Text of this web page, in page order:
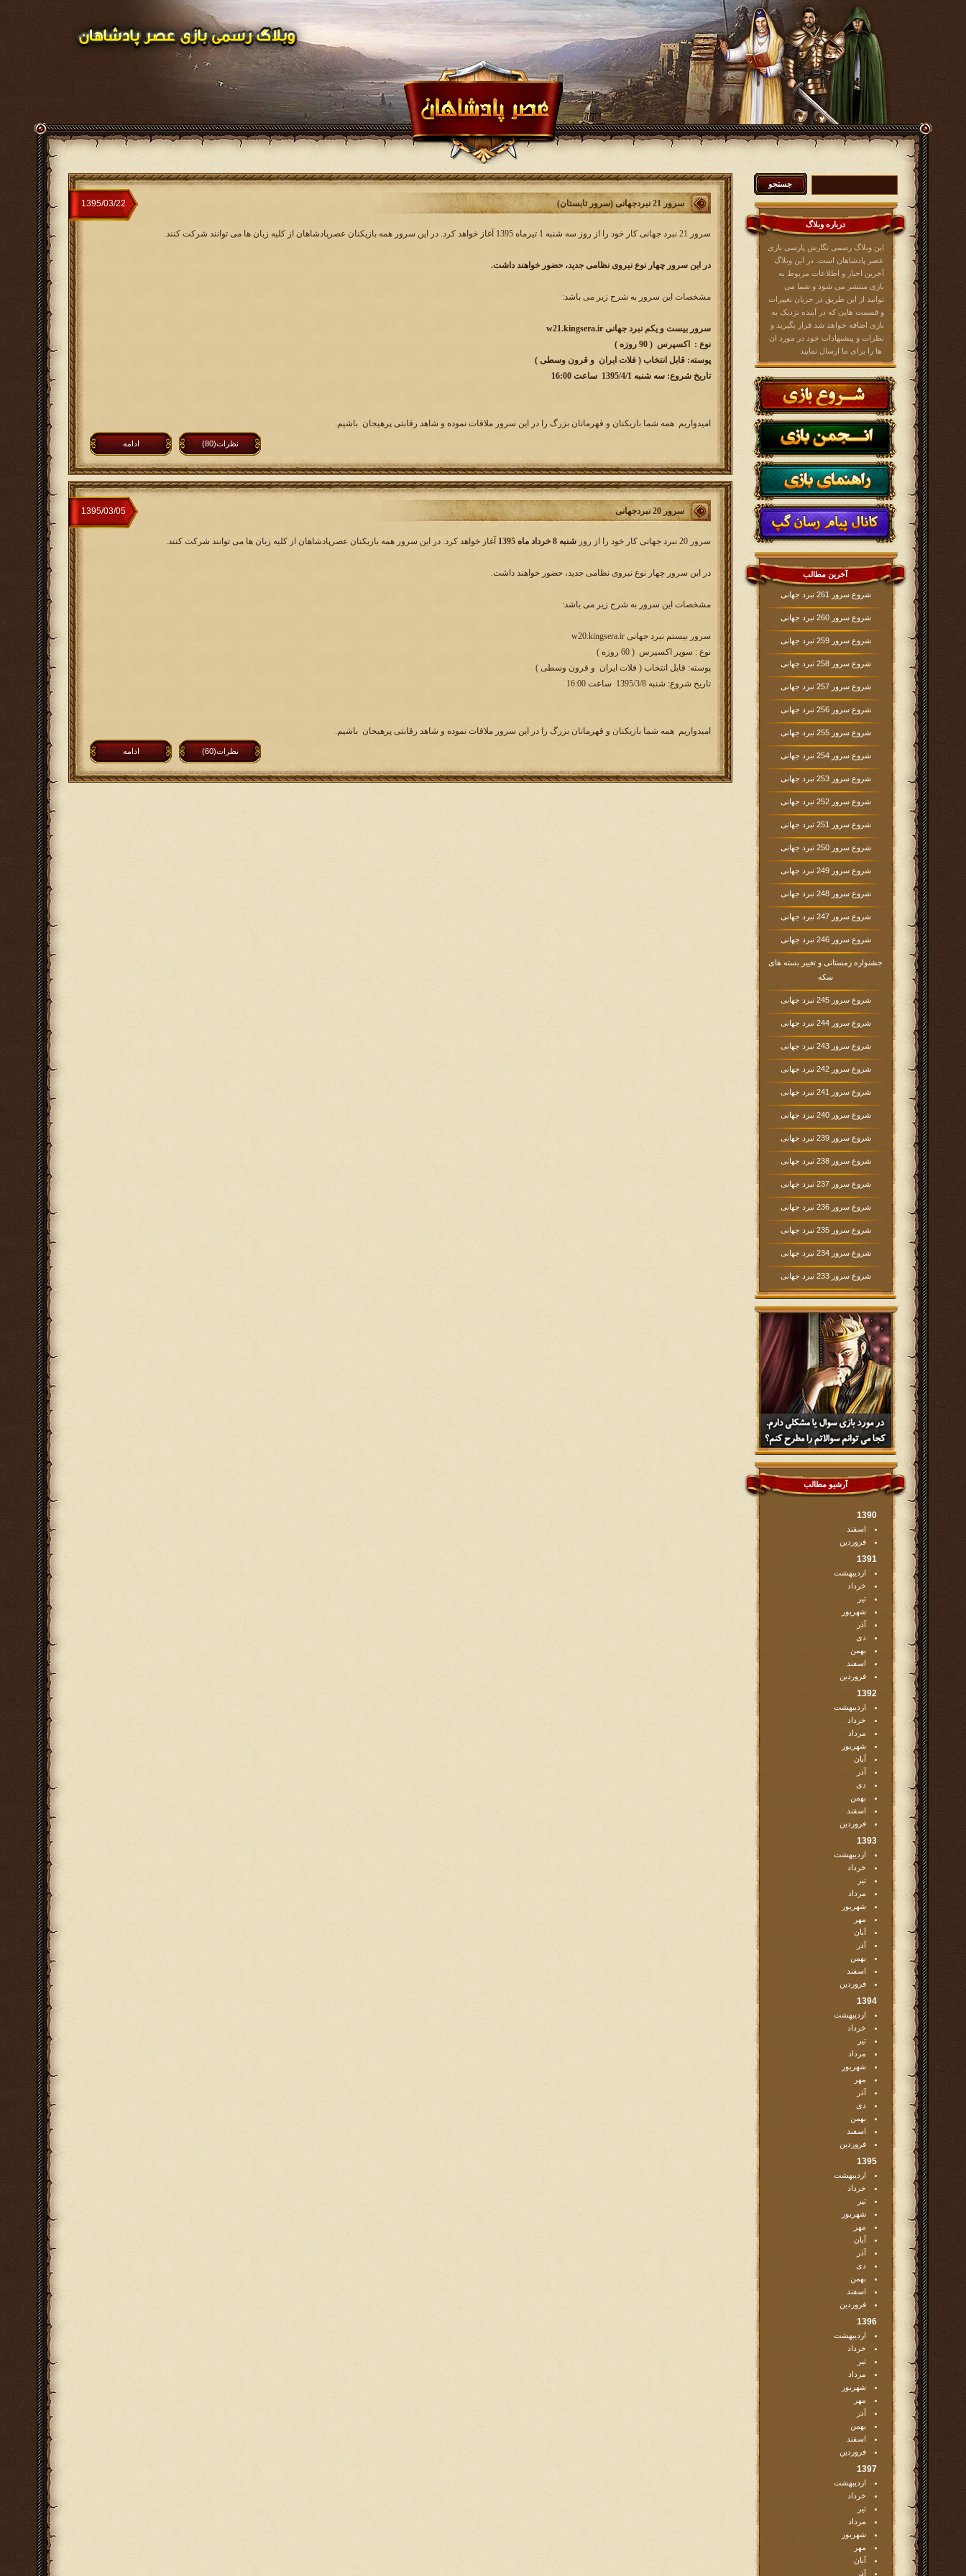
درباره وبلاگ
این وبلاگ رسمی نگارش پارسی بازی
عصر پادشاهان است. در این وبلاگ
آخرین اخبار و اطلاعات مربوط به
بازی منتشر می شود و شما می
توانید از این طریق در جریان تغییرات
و قسمت هایی که در آینده نزدیک به
بازی اضافه خواهد شد قرار بگیرید و
نظرات و پیشنهادات خود در مورد ان
آخرین مطالب
شروع سرور 261 نبرد جهانی
شروع سرور 260 نبرد جهانی
شروع سرور 259 نبرد جهانی
شروع سرور 258 نبرد جهانی
شروع سرور 257 نبرد جهانی
شروع سرور 256 نبرد جهانی
شروع سرور 255 نبرد جهانی
شروع سرور 254 نبرد جهانی
شروع سرور 253 نبرد جهانی
شروع سرور 252 نبرد جهانی
شروع سرور 251 نبرد جهانی
شروع سرور 250 نبرد جهانی
شروع سرور 249 نبرد جهانی
شروع سرور 248 نبرد جهانی
شروع سرور 247 نبرد جهانی
شروع سرور 246 نبرد جهانی
جشنواره زمستانی و تغییر بسته های
سکه
شروع سرور 245 نبرد جهانی
شروع سرور 244 نبرد جهانی
شروع سرور 243 نبرد جهانی
شروع سرور 242 نبرد جهانی
شروع سرور 241 نبرد جهانی
شروع سرور 240 نبرد جهانی
شروع سرور 239 نبرد جهانی
شروع سرور 238 نبرد جهانی
شروع سرور 237 نبرد جهانی
شروع سرور 236 نبرد جهانی
شروع سرور 235 نبرد جهانی
شروع سرور 234 نبرد جهانی
شروع سرور 233 نبرد جهانی
آرشیو مطالب
1390
اسفند
فروردین
1391
اردیبهشت
خرداد
تیر
شهریور
آذر
دی
بهمن
اسفند
فروردین
1392
اردیبهشت
خرداد
مرداد
شهریور
آبان
آذر
دی
بهمن
اسفند
فروردین
1393
اردیبهشت
خرداد
تیر
مرداد
شهریور
مهر
آبان
آذر
بهمن
اسفند
فروردین
1394
اردیبهشت
خرداد
تیر
مرداد
شهریور
مهر
آذر
دی
بهمن
اسفند
فروردین
1395
اردیبهشت
خرداد
تیر
شهریور
مهر
آبان
آذر
دی
بهمن
اسفند
فروردین
1396
اردیبهشت
خرداد
تیر
مرداد
شهریور
مهر
آذر
بهمن
اسفند
فروردین
1397
اردیبهشت
خرداد
تیر
مرداد
شهریور
مهر
آبان
آذر
سرور 21 نبردجهانی (سرور تابستان)
سرور 21 نبرد جهانی کار خود را از روز سه شنبه 1 تیرماه 1395 آغاز خواهد کرد. در این سرور همه بازیکنان عصرپادشاهان از کلیه زبان ها می توانند شرکت کنند.
در این سرور چهار نوع نیروی نظامی جدید، حضور خواهند داشت.
مشخصات این سرور به شرح زیر می باشد:
سرور بیست و یکم نبرد جهانی w21.kingsera.ir
نوع : اکسپرس ( 90 روزه )
پوسته: قابل انتخاب ( فلات ایران و قرون وسطی )
تاریخ شروع: سه شنبه 1395/4/1 ساعت 16:00
امیدواریم همه شما بازیکنان و قهرمانان بزرگ را در این سرور ملاقات نموده و شاهد رقابتی پرهیجان باشیم.
ادامه نظرات(80)
سرور 20 نبردجهانی ‏1395/03/05
سرور 20 نبرد جهانی کار خود را از روز شنبه 8 خرداد ماه 1395 آغاز خواهد کرد. در این سرور همه بازیکنان عصرپادشاهان از کلیه زبان ها می توانند شرکت کنند.
در این سرور چهار نوع نیروی نظامی جدید، حضور خواهند داشت.
مشخصات این سرور به شرح زیر می باشد:
سرور بیستم نبرد جهانی w20.kingsera.ir
نوع : سوپر اکسپرس ( 60 روزه )
پوسته: قابل انتخاب ( فلات ایران و قرون وسطی )
تاریخ شروع: شنبه 1395/3/8 ساعت 16:00
امیدواریم همه شما بازیکنان و قهرمانان بزرگ را در این سرور ملاقات نموده و شاهد رقابتی پرهیجان باشیم.
ادامه نظرات(60)